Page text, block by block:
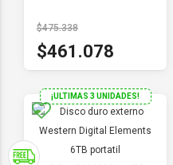
$475.338
$461.078
¡ULTIMAS 3 UNIDADES!